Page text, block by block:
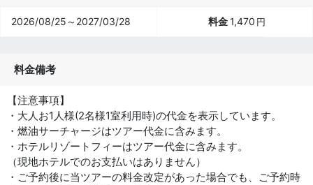
2026/08/25～2027/03/28 1,470 円
料金備考
【注意事項】
・大人お1人様(2名様1室利用時)の代金を表示しています。
・燃油サーチャージはツアー代金に含みます。
・ホテルリゾートフィーはツアー代金に含みます。
（現地ホテルでのお支払いはありません）
・ご予約後に当ツアーの料金改定があった場合でも、ご予約時